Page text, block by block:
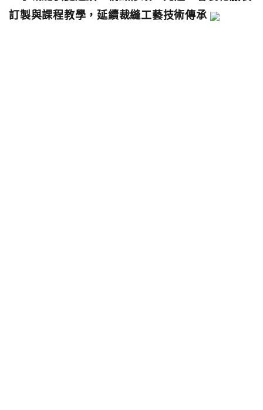
訂製與課程教學，延續裁縫工藝技術傳承